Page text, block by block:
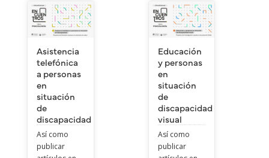
Educación
y personas
en
situación
de
discapacidad
visual
Así como
publicar
Asistencia
telefónica
a personas
en
situación
de
discapacidad
Así como
publicar